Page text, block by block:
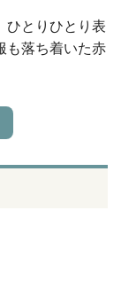
ひとりひとり表
も落ち着いた赤